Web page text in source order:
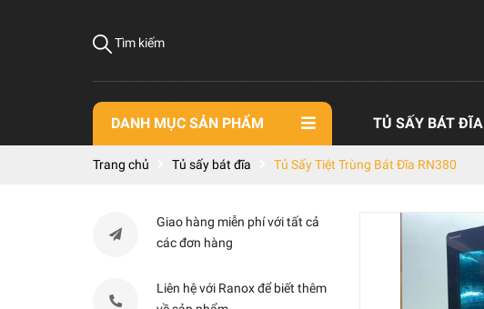
Tìm kiếm
DANH MỤC SẢN PHẨM TỦ SẤY BÁT ĐĨA
Trang chủ Tủ sấy bát đĩa Tủ Sấy Tiệt Trùng Bát Đĩa RN380
Giao hàng miễn phí với tất cả
các đơn hàng
Liên hệ với Ranox để biết thêm